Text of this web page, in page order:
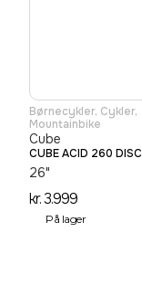
Børnecykler, Cykler,
Mountainbike
Cube
CUBE ACID 260 DISC
26"
kr.3.999
På lager